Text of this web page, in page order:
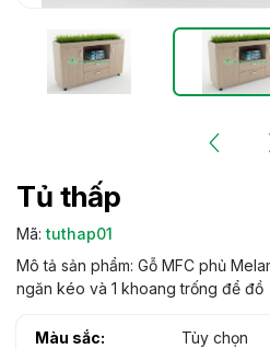
Tủ thấp
Mã:tuthap01
Mô tả sản phẩm: Gỗ MFC phủ
ngăn kéo và 1 khoang trống để đồ
Màu sắc: Tùy chọn